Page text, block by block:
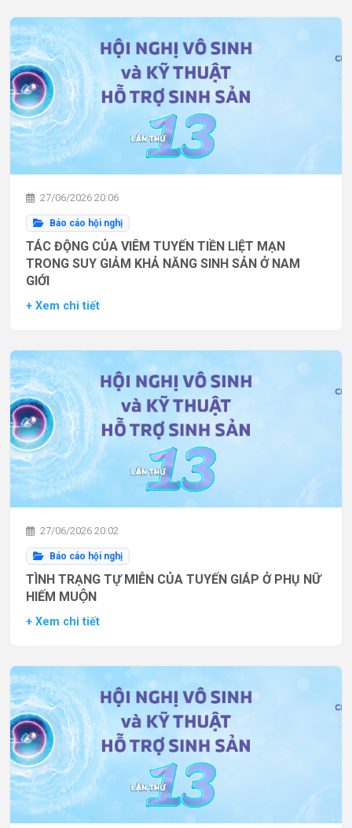
27/06/2026 20:06
Báo cáo hội nghị
TÁC ĐỘNG CỦA VIÊM TUYẾN TIỀN LIỆT MẠN
TRONG SUY GIẢM KHẢ NĂNG SINH SẢN Ở NAM
GIỚI
+ Xem chi tiết
27/06/2026 20:02
Báo cáo hội nghị
TÌNH TRẠNG TỰ MIỄN CỦA TUYẾN GIÁP Ở PHỤ NỮ
HIẾM MUỘN
+ Xem chi tiết